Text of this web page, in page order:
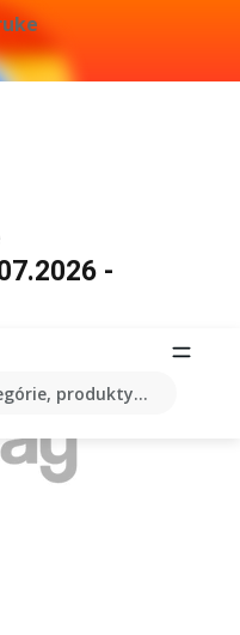
produkty...
-